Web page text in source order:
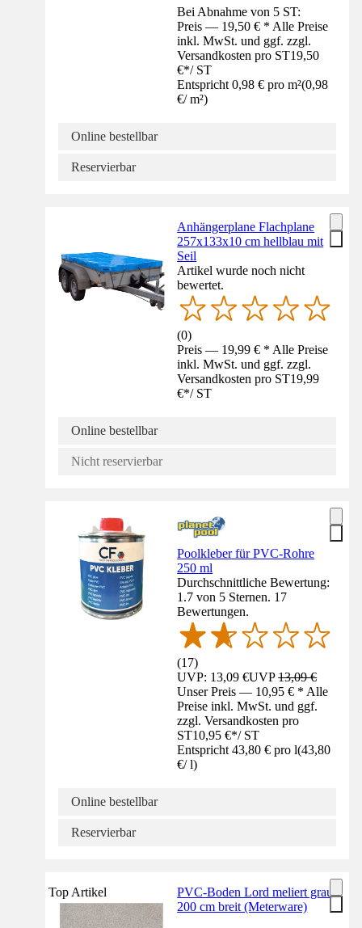
Bei Abnahme von 5 ST:
Preis — 19,50 € * Alle Preise
inkl. MwSt. und ggf. zzgl.
Versandkosten pro ST19,50
€*/ ST
Entspricht 0,98 € pro m²(0,98
€/ m²)
Online bestellbar
Reservierbar
Anhängerplane Flachplane
257x133x10 cm hellblau mit
Seil
Artikel wurde noch nicht
bewertet.
(0)
Preis — 19,99 € * Alle Preise
inkl. MwSt. und ggf. zzgl.
Versandkosten pro ST19,99
€*/ ST
Online bestellbar
Nicht reservierbar
Poolkleber für PVC-Rohre
250 ml
Durchschnittliche Bewertung:
1.7 von 5 Sternen. 17
Bewertungen.
(17)
UVP: 13,09 €UVP13,09 €
Unser Preis — 10,95 € * Alle
Preise inkl. MwSt. und ggf.
zzgl. Versandkosten pro
ST10,95 €*/ ST
Entspricht 43,80 € pro l(43,80
€/ l)
Online bestellbar
Reservierbar
Top Artikel
PVC-Boden Lord meliert grau
200 cm breit (Meterware)